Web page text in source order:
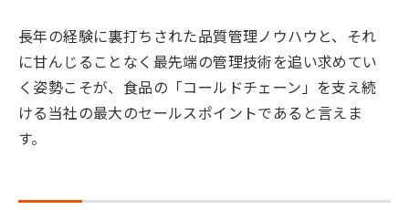
長年の経験に裏打ちされた品質管理ノウハウと、それ
に甘んじることなく最先端の管理技術を追い求めてい
く姿勢こそが、食品の「コールドチェーン」を支え続
ける当社の最大のセールスポイントであると言えま
す。